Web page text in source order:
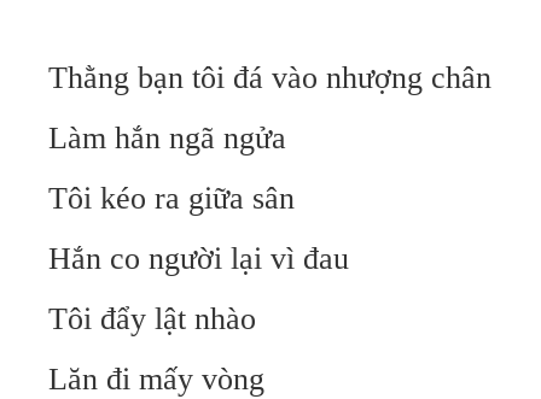
Thằng bạn tôi đá vào nhượng chân
Làm hắn ngã ngửa
Tôi kéo ra giữa sân
Hắn co người lại vì đau
Tôi đẩy lật nhào
Lăn đi mấy vòng